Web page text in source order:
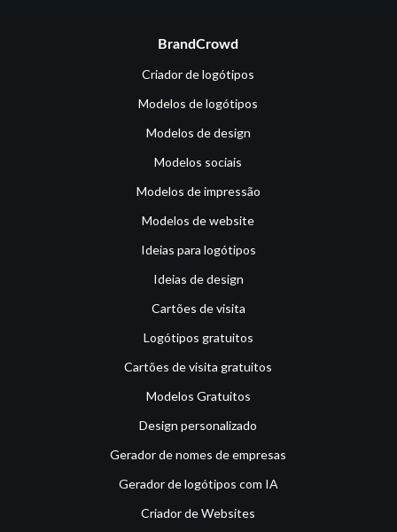
BrandCrowd
Criador de logótipos
Modelos de logótipos
Modelos de design
Modelos sociais
Modelos de impressão
Modelos de website
Ideias para logótipos
Ideias de design
Cartões de visita
Logótipos gratuitos
Cartões de visita gratuitos
Modelos Gratuitos
Design personalizado
Gerador de nomes de empresas
Gerador de logótipos com IA
Criador de Websites